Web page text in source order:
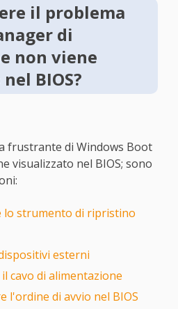
il problema
di
non viene
BIOS?
frustrante di Windows Boot
visualizzato nel BIOS; sono
lo strumento di ripristino
esterni
cavo di alimentazione
l'ordine di avvio nel BIOS